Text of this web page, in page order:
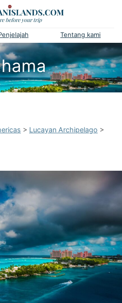
Tentang kami
> Lucayan Archipelago >